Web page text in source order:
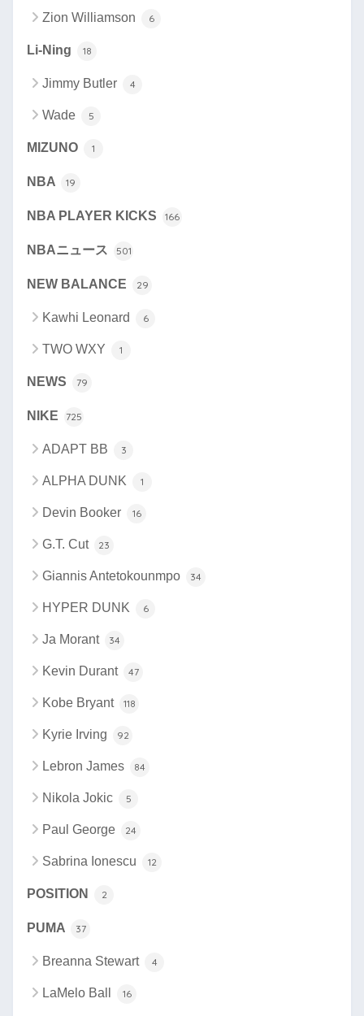
Zion Williamson 6
Li-Ning 18
Jimmy Butler 4
Wade 5
MIZUNO 1
NBA 19
NBA PLAYER KICKS 166
NBAニュース 501
NEW BALANCE 29
Kawhi Leonard 6
TWO WXY 1
NEWS 79
NIKE 725
ADAPT BB 3
ALPHA DUNK 1
Devin Booker 16
G.T. Cut 23
Giannis Antetokounmpo 34
HYPER DUNK 6
Ja Morant 34
Kevin Durant 47
Kobe Bryant 118
Kyrie Irving 92
Lebron James 84
Nikola Jokic 5
Paul George 24
Sabrina Ionescu 12
POSITION 2
PUMA 37
Breanna Stewart 4
LaMelo Ball 16